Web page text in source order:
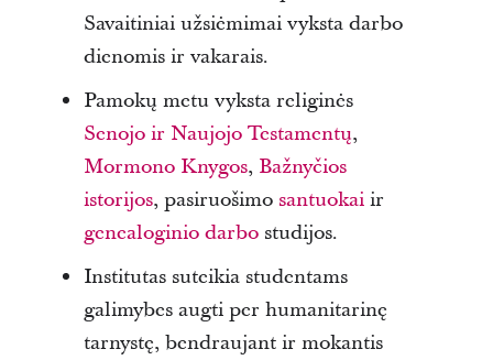
Savaitiniai užsiėmimai vyksta darbo
dienomis ir vakarais.
Pamokų metu vyksta religinės
Senojo ir Naujojo Testamentų,
Mormono Knygos, Bažnyčios
istorijos, pasiruošimo santuokaiir
genealoginio darbostudijos.
Institutas suteikia studentams
galimybes augti per humanitarinę
tarnystę, bendraujant ir mokantis